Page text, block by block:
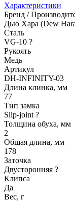
Характеристики
Бренд /
Дью Хара (Dew
Сталь
VG-10 ?
Рукоять
Медь
Артикул
DH-INFINITY-03
Длина клинка, мм
77
Тип замка
Slip-joint ?
Толщина обуха, мм
2
Общая длина, мм
178
Заточка
Двусторонняя ?
Клипса
Да
Вес, г